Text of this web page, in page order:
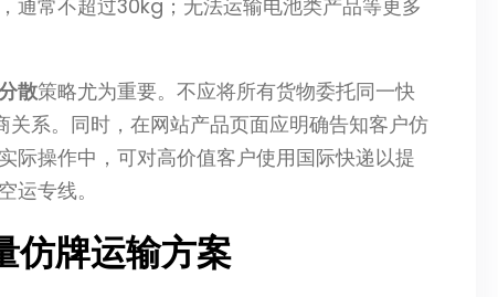
通常不超过30kg；无法运输电池类产品等更多
散策略尤为重要。不应将所有货物委托同一快
系。同时，在网站产品页面应明确告知客户仿
际操作中，可对高价值客户使用国际快递以提
运专线。
仿牌运输方案